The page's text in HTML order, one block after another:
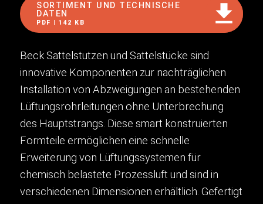
SORTIMENT UND TECHNISCHE
DATEN
PDF | 142 KB
Beck Sattelstutzen und Sattelstücke sind
innovative Komponenten zur nachträglichen
Installation von Abzweigungen an bestehenden
Lüftungsrohrleitungen ohne Unterbrechung
des Hauptstrangs. Diese smart konstruierten
Formteile ermöglichen eine schnelle
Erweiterung von Lüftungssystemen für
chemisch belastete Prozessluft und sind in
verschiedenen Dimensionen erhältlich. Gefertigt